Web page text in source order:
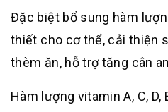
Đặc biệt bổ sung hàm
thiết cho cơ thể, cải thiện
thèm ăn, hỗ trợ tăng cân
Hàm lượng vitamin A, C, D,